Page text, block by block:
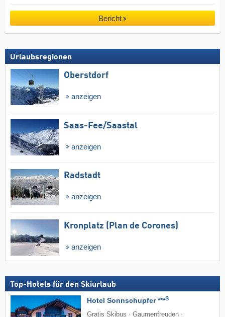
Bericht
Urlaubsregionen
Oberstdorf
anzeigen
Saas-Fee/​Saastal
anzeigen
Radstadt
anzeigen
Kronplatz (Plan de Corones)
anzeigen
Top-Hotels für den Skiurlaub
Hotel Sonnschupfer ***S
Gratis Skibus · Gaumenfreuden ·